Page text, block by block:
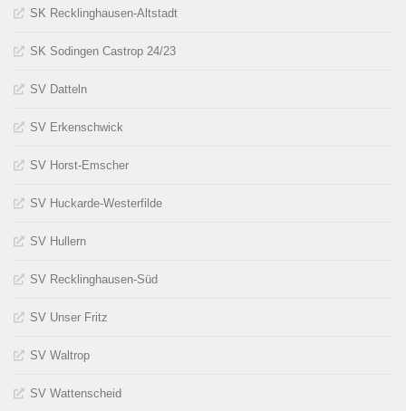
SK Recklinghausen-Altstadt
SK Sodingen Castrop 24/23
SV Datteln
SV Erkenschwick
SV Horst-Emscher
SV Huckarde-Westerfilde
SV Hullern
SV Recklinghausen-Süd
SV Unser Fritz
SV Waltrop
SV Wattenscheid